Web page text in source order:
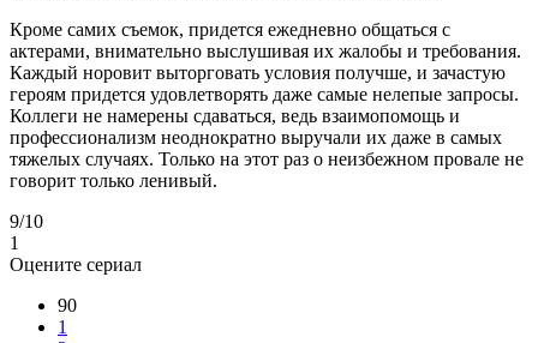
Кроме самих съемок, придется ежедневно общаться с
актерами, внимательно выслушивая их жалобы и требования.
Каждый норовит выторговать условия получше, и зачастую
героям придется удовлетворять даже самые нелепые запросы.
Коллеги не намерены сдаваться, ведь взаимопомощь и
профессионализм неоднократно выручали их даже в самых
тяжелых случаях. Только на этот раз о неизбежном провале не
говорит только ленивый.
9/10
1
Оцените сериал
90
1